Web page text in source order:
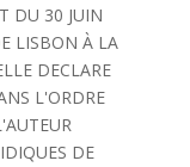
DU 30 JUIN
LISBON À LA
DECLARE
L'ORDRE
DE